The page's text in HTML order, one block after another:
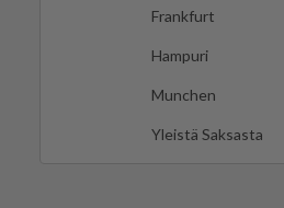
Frankfurt
Hampuri
Munchen
Yleistä Saksasta